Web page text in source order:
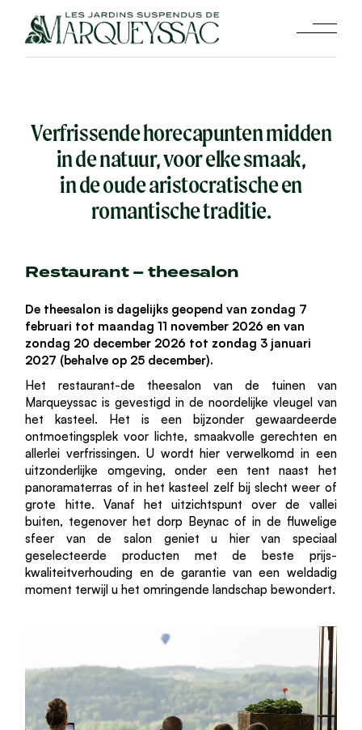
content
Verfrissende horecapunten midden
in de natuur, voor elke smaak,
in de oude aristocratische en
romantische traditie.
Restaurant – theesalon
De theesalon is dagelijks geopend van zondag 7
februari tot maandag 11 november 2026 en van
zondag 20 december 2026 tot zondag 3 januari
2027 (behalve op 25 december).
Het restaurant-de theesalon van de tuinen van
Marqueyssac is gevestigd in de noordelijke vleugel van
het kasteel. Het is een bijzonder gewaardeerde
ontmoetingsplek voor lichte, smaakvolle gerechten en
allerlei verfrissingen. U wordt hier verwelkomd in een
uitzonderlijke omgeving, onder een tent naast het
panoramaterras of in het kasteel zelf bij slecht weer of
grote hitte. Vanaf het uitzichtspunt over de vallei
buiten, tegenover het dorp Beynac of in de fluwelige
sfeer van de salon geniet u hier van speciaal
geselecteerde producten met de beste prijs-
kwaliteitverhouding en de garantie van een weldadig
moment terwijl u het omringende landschap bewondert.